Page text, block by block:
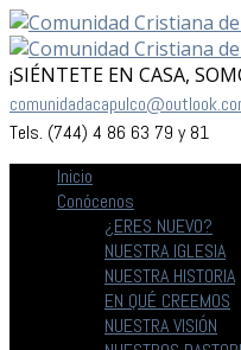
¡SIÉNTETE EN CASA,
Tels. (744) 4 86 63 79 y 81
Inicio
Conócenos
¿ERES NUEVO?
NUESTRA IGLESIA
NUESTRA HISTORIA
EN QUÉ CREEMOS
NUESTRA VISIÓN